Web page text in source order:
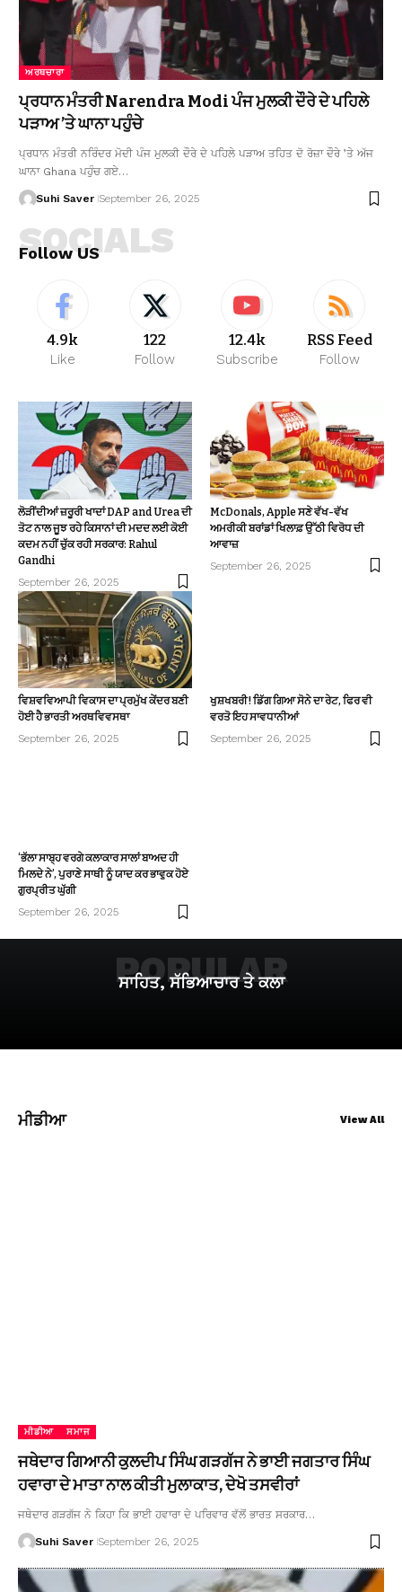
ਅਰਥਚਾਰਾ
ਪ੍ਰਧਾਨ ਮੰਤਰੀ Narendra Modi ਪੰਜ ਮੁਲਕੀ ਦੌਰੇ ਦੇ ਪਹਿਲੇ
ਪੜਾਅ ’ਤੇ ਘਾਨਾ ਪਹੁੰਚੇ
ਪ੍ਰਧਾਨ ਮੰਤਰੀ ਨਰਿੰਦਰ ਮੋਦੀ ਪੰਜ ਮੁਲਕੀ ਦੌਰੇ ਦੇ ਪਹਿਲੇ ਪੜਾਅ ਤਹਿਤ ਦੋ ਰੋਜ਼ਾ ਦੌਰੇ ’ਤੇ ਅੱਜ
ਘਾਨਾ Ghana ਪਹੁੰਚ ਗਏ…
Suhi Saver September 26, 2025
Follow US
SOCIALS
4.9k
Like
122
Follow
12.4k
Subscribe
RSS Feed
Follow
ਲੋੜੀਂਦੀਆਂ ਜ਼ਰੂਰੀ ਖਾਦਾਂ DAP and Urea ਦੀ
ਤੋਟ ਨਾਲ ਜੂਝ ਰਹੇ ਕਿਸਾਨਾਂ ਦੀ ਮਦਦ ਲਈ ਕੋਈ
ਕਦਮ ਨਹੀਂ ਚੁੱਕ ਰਹੀ ਸਰਕਾਰ: Rahul
Gandhi
September 26, 2025
McDonals, Apple ਸਣੇ ਵੱਖ-ਵੱਖ
ਅਮਰੀਕੀ ਬਰਾਂਡਾਂ ਖਿਲਾਫ਼ ਉੱਠੀ ਵਿਰੋਧ ਦੀ
ਆਵਾਜ਼
September 26, 2025
ਵਿਸ਼ਵਵਿਆਪੀ ਵਿਕਾਸ ਦਾ ਪ੍ਰਮੁੱਖ ਕੇਂਦਰ ਬਣੀ
ਹੋਈ ਹੈ ਭਾਰਤੀ ਅਰਥਵਿਵਸਥਾ
September 26, 2025
ਖੁਸ਼ਖਬਰੀ! ਡਿੱਗ ਗਿਆ ਸੋਨੇ ਦਾ ਰੇਟ, ਫਿਰ ਵੀ
ਵਰਤੋ ਇਹ ਸਾਵਧਾਨੀਆਂ
September 26, 2025
‘ਭੱਲਾ ਸਾਬ੍ਹ ਵਰਗੇ ਕਲਾਕਾਰ ਸਾਲਾਂ ਬਾਅਦ ਹੀ
ਮਿਲਦੇ ਨੇ’, ਪੁਰਾਣੇ ਸਾਥੀ ਨੂੰ ਯਾਦ ਕਰ ਭਾਵੁਕ ਹੋਏ
ਗੁਰਪ੍ਰੀਤ ਘੁੱਗੀ
September 26, 2025
ਸਾਹਿਤ, ਸੱਭਿਆਚਾਰ ਤੇ ਕਲਾ
POPULAR
ਮੀਡੀਆ View All
ਮੀਡੀਆ ਸਮਾਜ
ਜਥੇਦਾਰ ਗਿਆਨੀ ਕੁਲਦੀਪ ਸਿੰਘ ਗੜਗੱਜ ਨੇ ਭਾਈ ਜਗਤਾਰ ਸਿੰਘ
ਹਵਾਰਾ ਦੇ ਮਾਤਾ ਨਾਲ ਕੀਤੀ ਮੁਲਾਕਾਤ, ਦੇਖੋ ਤਸਵੀਰਾਂ
ਜਥੇਦਾਰ ਗੜਗੱਜ ਨੇ ਕਿਹਾ ਕਿ ਭਾਈ ਹਵਾਰਾ ਦੇ ਪਰਿਵਾਰ ਵੱਲੋਂ ਭਾਰਤ ਸਰਕਾਰ…
Suhi Saver September 26, 2025